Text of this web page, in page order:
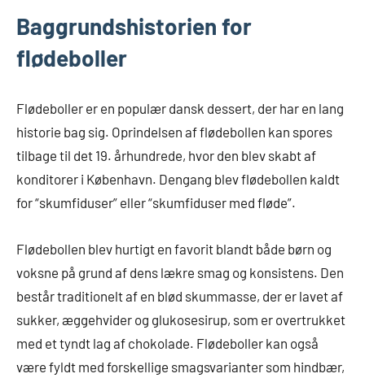
Baggrundshistorien for
flødeboller
Flødeboller er en populær dansk dessert, der har en lang
historie bag sig. Oprindelsen af flødebollen kan spores
tilbage til det 19. århundrede, hvor den blev skabt af
konditorer i København. Dengang blev flødebollen kaldt
for “skumfiduser” eller “skumfiduser med fløde”.
Flødebollen blev hurtigt en favorit blandt både børn og
voksne på grund af dens lækre smag og konsistens. Den
består traditionelt af en blød skummasse, der er lavet af
sukker, æggehvider og glukosesirup, som er overtrukket
med et tyndt lag af chokolade. Flødeboller kan også
være fyldt med forskellige smagsvarianter som hindbær,